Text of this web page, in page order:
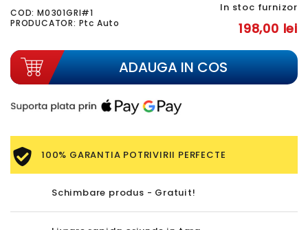
COD: M0301GRI#1
PRODUCATOR: Ptc Auto
In stoc furnizor
198,00 lei
ADAUGA IN COS
100% GARANTIA POTRIVIRII PERFECTE
Schimbare produs - Gratuit!